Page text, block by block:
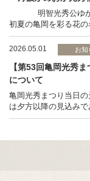
明智光秀公ゆかり
初夏の亀岡を彩る花
2026.05.01 お知
【第53回亀岡光秀
について
亀岡光秀まつり当日
は夕方以降の見込み